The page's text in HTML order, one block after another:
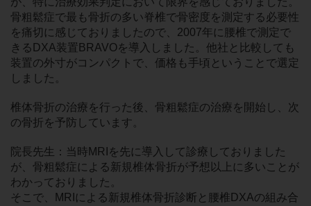
骨粗鬆症で最も骨折の多い脊椎で骨密度を測定する必要性
を痛切に感じておりましたので、2007年に腰椎で測定で
きるDXA装置BRAVOを導入しました。他社と比較しても
装置の外寸がコンパクトで、価格も手頃ということで選定
しました。
椎体骨折の治療を行った後、骨粗鬆症の治療を開始し、次
の骨折を予防しています。
院長先生：当時MRIを先に導入して診療しておりました
が、骨粗鬆症による新規椎体骨折が予想以上に多いことが
わかっておりました。
そこで、MRIによる新規椎体骨折診断と腰椎DXAの組み合